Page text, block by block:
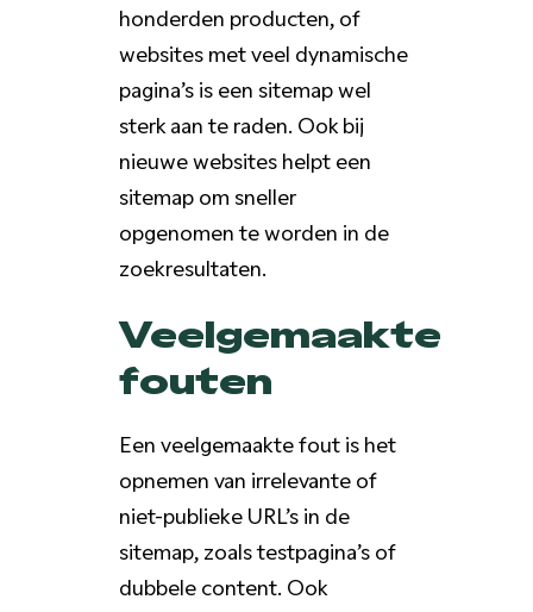
honderden producten, of
websites met veel dynamische
pagina’s is een sitemap wel
sterk aan te raden. Ook bij
nieuwe websites helpt een
sitemap om sneller
opgenomen te worden in de
zoekresultaten.
Veelgemaakte
fouten
Een veelgemaakte fout is het
opnemen van irrelevante of
niet-publieke URL’s in de
sitemap, zoals testpagina’s of
dubbele content. Ook